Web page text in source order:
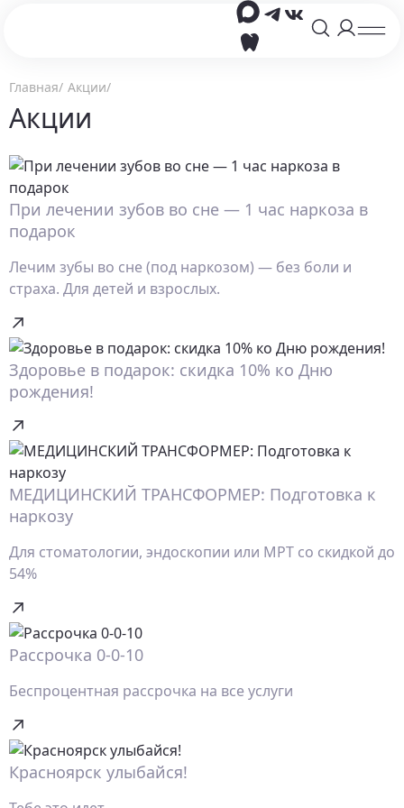
Главная Акции
Акции
При лечении зубов во сне — 1 час наркоза в
подарок
Лечим зубы во сне (под наркозом) — без боли и
страха. Для детей и взрослых.
Здоровье в подарок: скидка 10% ко Дню
рождения!
МЕДИЦИНСКИЙ ТРАНСФОРМЕР: Подготовка к
наркозу
Для стоматологии, эндоскопии или МРТ со скидкой до
54%
Рассрочка 0-0-10
Беспроцентная рассрочка на все услуги
Красноярск улыбайся!